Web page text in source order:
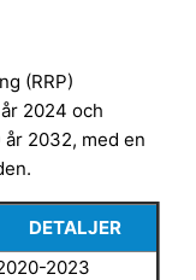
(RRP)
2024 och
år 2032, med en
DETALJER
2023